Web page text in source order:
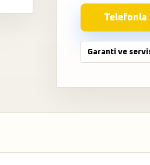
Telefonla
Garanti ve